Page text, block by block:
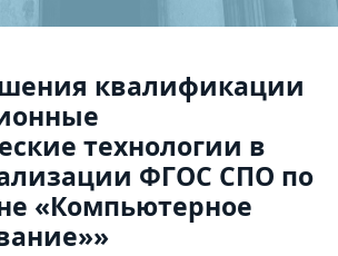
квалификации
технологии в
ФГОС СПО по
«Компьютерное